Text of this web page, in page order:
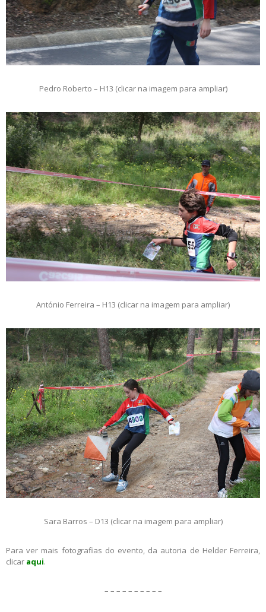
Pedro Roberto – H13 (clicar na imagem para ampliar)
António Ferreira – H13 (clicar na imagem para ampliar)
Sara Barros – D13 (clicar na imagem para ampliar)
Para ver mais fotografias do evento, da autoria de Helder Ferreira,
clicar aqui.
– – – – – – – – – –